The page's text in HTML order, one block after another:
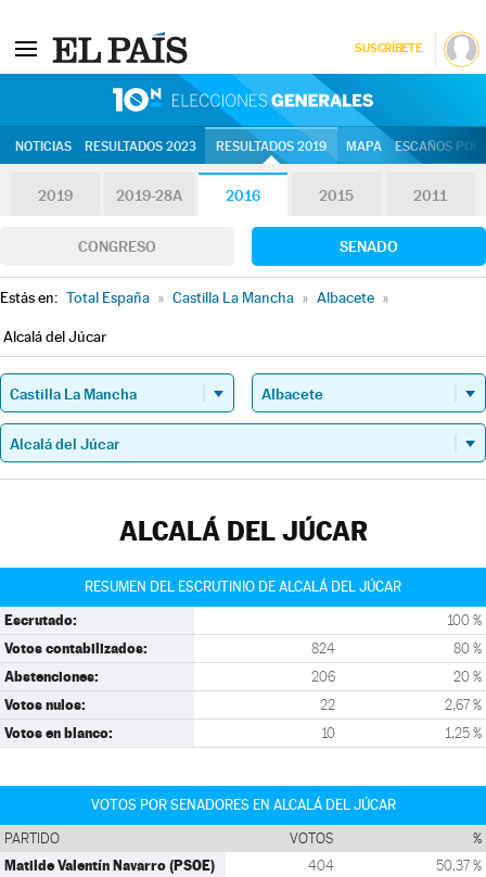
SUSCRÍBETE
NOTICIAS RESULTADOS 2023 RESULTADOS 2019 MAPA ESCAÑOS
2019 2019-28A 2016 2015 2011
CONGRESO SENADO
Estás en: Total España » Castilla La Mancha » Albacete »
Alcalá del Júcar
ALCALÁ DEL JÚCAR
RESUMEN DEL ESCRUTINIO DE ALCALÁ DEL JÚCAR
Escrutado: 100 %
Votos contabilizados: 824 80 %
Abstenciones: 206 20 %
Votos nulos: 22 2,67 %
Votos en blanco: 10 1,25 %
VOTOS POR SENADORES EN ALCALÁ DEL JÚCAR
PARTIDO VOTOS %
Matilde Valentín Navarro (PSOE) 404 50,37 %